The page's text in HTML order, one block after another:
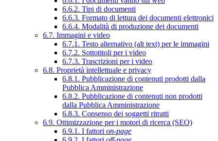
6.6.2. Tipi di documenti
6.6.3. Formato di lettura dei documenti elettronici
6.6.4. Modalità di produzione dei documenti
6.7. Immagini e video
6.7.1. Testo alternativo (alt text) per le immagini
6.7.2. Sottotitoli per i video
6.7.3. Trascrizioni per i video
6.8. Proprietà intellettuale e privacy
6.8.1. Pubblicazione di contenuti prodotti dalla
Pubblica Amministrazione
6.8.2. Pubblicazione di contenuti non prodotti
dalla Pubblica Amministrazione
6.8.3. Consenso dei soggetti ritratti
6.9. Ottimizzazione per i motori di ricerca (SEO)
6.9.1. I fattori on-page